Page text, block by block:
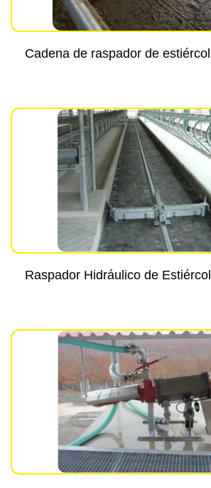
Cadena de raspador de estiércol
Raspador Hidráulico de Estiércol